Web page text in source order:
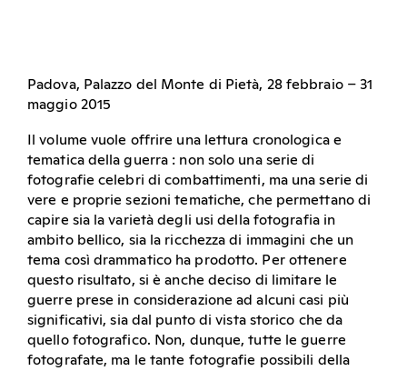
Padova, Palazzo del Monte di Pietà, 28 febbraio – 31
maggio 2015
Il volume vuole offrire una lettura cronologica e
tematica della guerra : non solo una serie di
fotografie celebri di combattimenti, ma una serie di
vere e proprie sezioni tematiche, che permettano di
capire sia la varietà degli usi della fotografia in
ambito bellico, sia la ricchezza di immagini che un
tema così drammatico ha prodotto. Per ottenere
questo risultato, si è anche deciso di limitare le
guerre prese in considerazione ad alcuni casi più
significativi, sia dal punto di vista storico che da
quello fotografico. Non, dunque, tutte le guerre
fotografate, ma le tante fotografie possibili della